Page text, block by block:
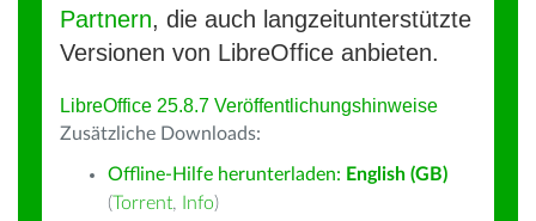
Partnern, die auch langzeitunterstützte
Versionen von LibreOffice anbieten.
LibreOffice 25.8.7 Veröffentlichungshinweise
Zusätzliche Downloads:
Offline-Hilfe herunterladen: English (GB)
(Torrent, Info)